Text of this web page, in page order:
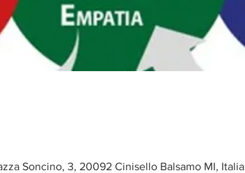
Soncino, 3, 20092 Cinisello Balsamo MI, Italia